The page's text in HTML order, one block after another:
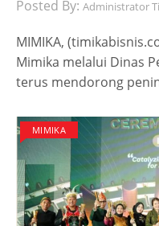
Posted By: Administrator
MIMIKA,
Mimika melalui Dinas
terus mendorong
MIMIKA